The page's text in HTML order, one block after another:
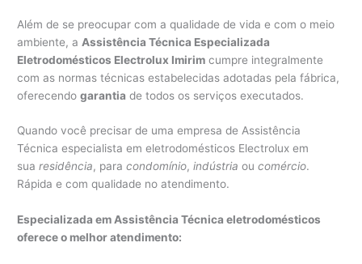
Além de se preocupar com a qualidade de vida e com o meio
ambiente, a Assistência Técnica Especializada
Eletrodomésticos Electrolux Imirim cumpre integralmente
com as normas técnicas estabelecidas adotadas pela fábrica,
oferecendogarantia de todos os serviços executados.
Quando você precisar de uma empresa de Assistência
Técnica especialista em eletrodomésticos Electrolux em
suaresidência, paracondomínio,indústria oucomércio.
Rápida e com qualidade no atendimento.
Especializada em Assistência Técnica eletrodomésticos
oferece o melhor atendimento: